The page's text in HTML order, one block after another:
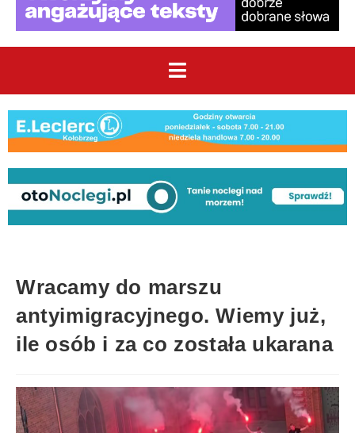
Wracamy do marszu
antyimigracyjnego. Wiemy już,
ile osób i za co została ukarana